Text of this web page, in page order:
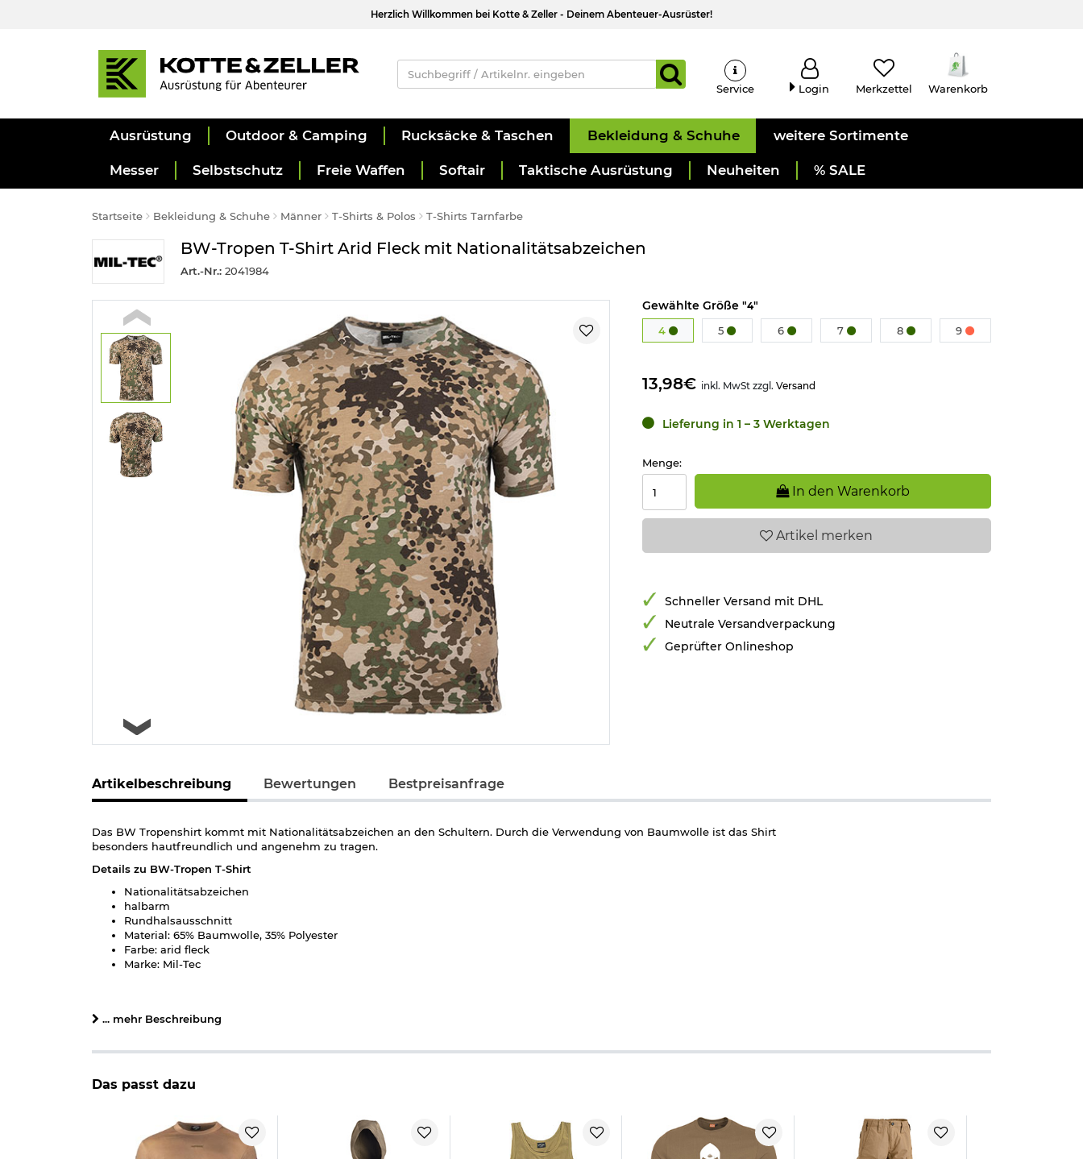
Herzlich Willkommen bei Kotte & Zeller - Deinem Abenteuer-Ausrüster!
Service Login Merkzettel Warenkorb
Ausrüstung Outdoor & Camping Rucksäcke & Taschen Bekleidung & Schuhe weitere Sortimente
Messer Selbstschutz Freie Waffen Softair Taktische Ausrüstung Neuheiten % SALE
Startseite Bekleidung & Schuhe Männer T-Shirts & Polos T-Shirts Tarnfarbe
BW-Tropen T-Shirt Arid Fleck mit Nationalitätsabzeichen
Art.-Nr.: 2041984
Gewählte Größe "4"
4 5 6 7 8 9
13,98€ inkl. MwSt zzgl. Versand
Lieferung in 1 – 3 Werktagen
Menge:
In den Warenkorb
Artikel merken
Schneller Versand mit DHL
Neutrale Versandverpackung
Geprüfter Onlineshop
Artikelbeschreibung Bewertungen Bestpreisanfrage
Das BW Tropenshirt kommt mit Nationalitätsabzeichen an den Schultern. Durch die Verwendung von Baumwolle ist das Shirt
besonders hautfreundlich und angenehm zu tragen.
Details zu BW-Tropen T-Shirt
Nationalitätsabzeichen
halbarm
Rundhalsausschnitt
Material: 65% Baumwolle, 35% Polyester
Farbe: arid fleck
Marke: Mil-Tec
... mehr Beschreibung
Das passt dazu